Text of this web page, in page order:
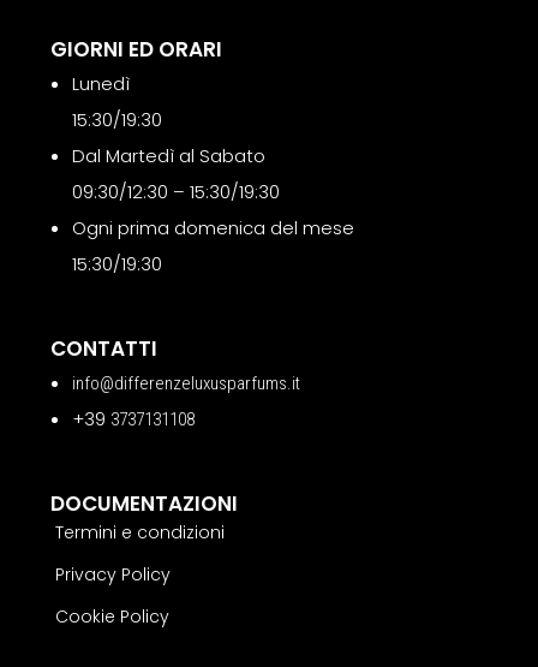
GIORNI ED ORARI
Lunedì
15:30/19:30
Dal Martedì al Sabato
09:30/12:30 – 15:30/19:30
Ogni prima domenica del mese
15:30/19:30
CONTATTI
info@differenzeluxusparfums.it
+39 3737131108
DOCUMENTAZIONI
Termini e condizioni
Privacy Policy
Cookie Policy